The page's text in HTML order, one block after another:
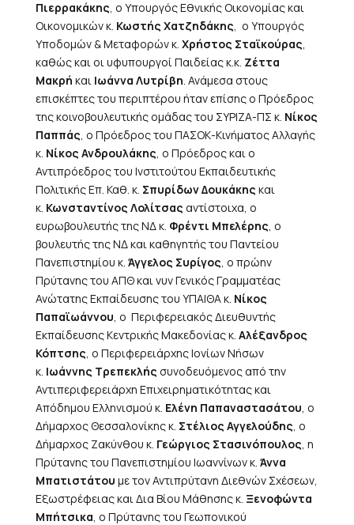
Πιερρακάκης , ο Υπουργός Εθνικής Οικονομίας και
Οικονομικών κ. Κωστής Χατζηδάκης , ο Υπουργός
Υποδομών & Μεταφορών κ. Χρήστος Σταϊκούρας
καθώς και οι υφυπουργοί Παιδείας κ.κ. Ζέττα
Μακρή και Ιωάννα Λυτρίβη . Ανάμεσα στους
επισκέπτες του περιπτέρου ήταν επίσης ο Πρόεδρος
της κοινοβουλευτικής ομάδας του ΣΥΡΙΖΑ-ΠΣ κ. Νίκος
Παππάς , o Πρόεδρος του ΠΑΣΟΚ-Κινήματος Αλλαγής
κ. Νίκος Ανδρουλάκης , ο Πρόεδρος και ο
Αντιπρόεδρος του Ινστιτούτου Εκπαιδευτικής
Πολιτικής Επ. Καθ. κ. Σπυρίδων Δουκάκης και
κ. Κωνσταντίνος Λολίτσας αντίστοιχα, ο
ευρωβουλευτής της ΝΔ κ. Φρέντι Μπελέρης , ο
βουλευτής της ΝΔ και καθηγητής του Παντείου
Πανεπιστημίου κ. Άγγελος Συρίγος , ο πρώην
Πρύτανης του ΑΠΘ και νυν Γενικός Γραμματέας
Ανώτατης Εκπαίδευσης του ΥΠΑΙΘΑ κ. Νίκος
Παπαϊωάννου , ο Περιφερειακός Διευθυντής
Εκπαίδευσης Κεντρικής Μακεδονίας κ. Αλέξανδρος
Κόπτσης , o Περιφερειάρχης Ιονίων Νήσων
κ. Ιωάννης Τρεπεκλής συνοδευόμενος από την
Αντιπεριφερειάρχη Επιχειρηματικότητας και
Απόδημου Ελληνισμού κ. Ελένη Παπαναστασάτου , ο
Δήμαρχος Θεσσαλονίκης κ. Στέλιος Αγγελούδης , ο
Δήμαρχος Ζακύνθου κ. Γεώργιος Στασινόπουλος , η
Πρύτανης του Πανεπιστημίου Ιωαννίνων κ. Άννα
Μπατιστάτου με τον Αντιπρύτανη Διεθνών Σχέσεων,
Εξωστρέφειας και Δια Βίου Μάθησης κ. Ξενοφώντα
Μπήτσικα , ο Πρύτανης του Γεωπονικού